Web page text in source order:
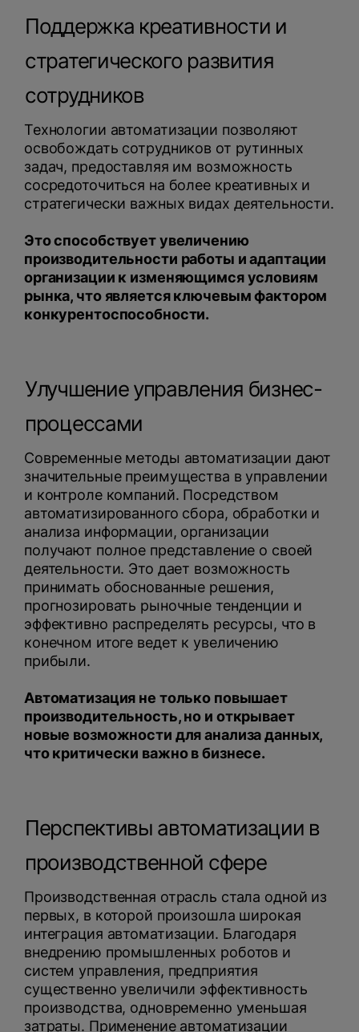
Поддержка креативности и
стратегического развития
сотрудников
Технологии автоматизации позволяют
освобождать сотрудников от рутинных
задач, предоставляя им возможность
сосредоточиться на более креативных и
стратегически важных видах деятельности.
Это способствует увеличению
производительности работы и адаптации
организации к изменяющимся условиям
рынка, что является ключевым фактором
конкурентоспособности.
Улучшение управления бизнес-
процессами
Современные методы автоматизации дают
значительные преимущества в управлении
и контроле компаний. Посредством
автоматизированного сбора, обработки и
анализа информации, организации
получают полное представление о своей
деятельности. Это дает возможность
принимать обоснованные решения,
прогнозировать рыночные тенденции и
эффективно распределять ресурсы, что в
конечном итоге ведет к увеличению
прибыли.
Автоматизация не только повышает
производительность, но и открывает
новые возможности для анализа данных,
что критически важно в бизнесе.
Перспективы автоматизации в
производственной сфере
Производственная отрасль стала одной из
первых, в которой произошла широкая
интеграция автоматизации. Благодаря
внедрению промышленных роботов и
систем управления, предприятия
существенно увеличили эффективность
производства, одновременно уменьшая
затраты. Применение автоматизации